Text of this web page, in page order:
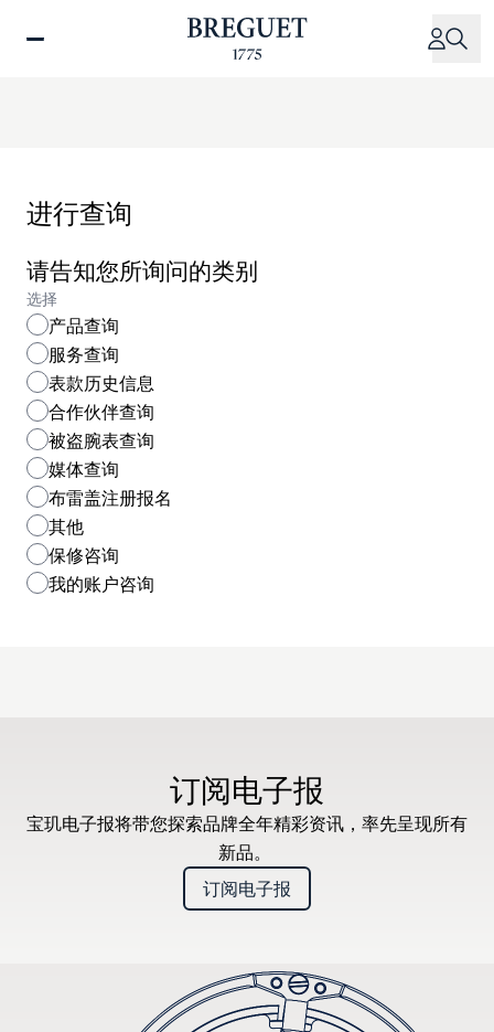
进行查询
请告知您所询问的类别
选择
产品查询
服务查询
表款历史信息
合作伙伴查询
被盗腕表查询
媒体查询
布雷盖注册报名
其他
保修咨询
我的账户咨询
订阅电子报
宝玑电子报将带您探索品牌全年精彩资讯，率先呈现所有
新品。
订阅电子报